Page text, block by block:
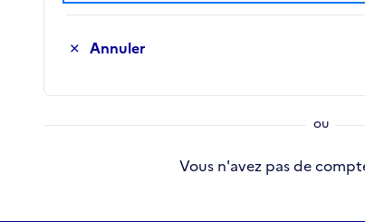
Annuler
Vous n'avez pas de